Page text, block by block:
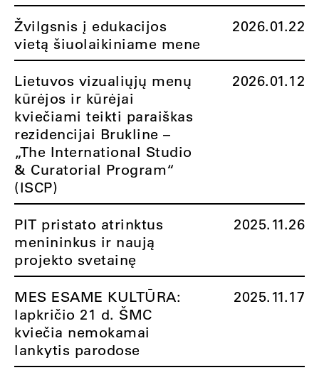
Žvilgsnis į edukacijos
vietą šiuolaikiniame mene
2026.01.22
Lietuvos vizualiųjų menų
kūrėjos ir kūrėjai
kviečiami teikti paraiškas
rezidencijai Brukline –
„The International Studio
& Curatorial Program“
(ISCP)
2026.01.12
PIT pristato atrinktus
menininkus ir naują
projekto svetainę
2025.11.26
MES ESAME KULTŪRA:
lapkričio 21 d. ŠMC
kviečia nemokamai
lankytis parodose
2025.11.17